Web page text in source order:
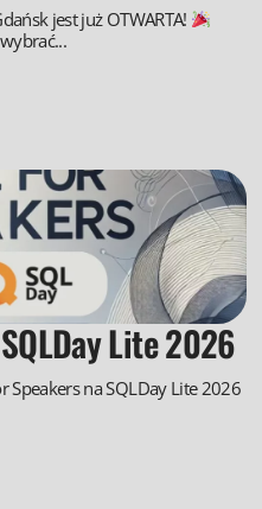
jest już OTWARTA!
Lite 2026
Speakers na SQLDay Lite 2026